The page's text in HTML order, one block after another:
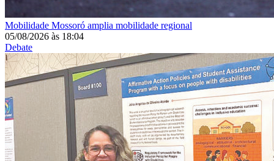
Mobilidade Mossoró amplia mobilidade regional
05/08/2026 às 18:04
Debate